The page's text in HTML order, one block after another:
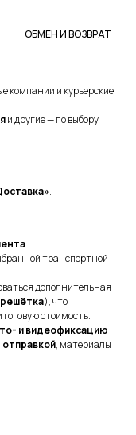
ОБМЕН И ВОЗВРАТ
компании и курьерские
и другие — по выбору
.
.
транспортной
дополнительная
), что
стоимость.
и видеофиксацию
отправкой, материалы